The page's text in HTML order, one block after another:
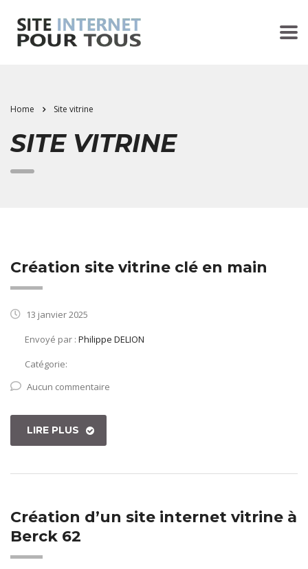
Home Site vitrine
SITE VITRINE
Création site vitrine clé en main
13 janvier 2025
Envoyé par : Philippe DELION
Catégorie:
Aucun commentaire
LIRE PLUS
Création d’un site internet vitrine à
Berck 62